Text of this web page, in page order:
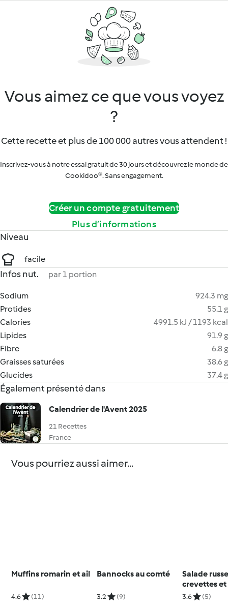
Vous aimez ce que vous voyez
?
Cette recette et plus de 100 000 autres vous attendent !
Inscrivez-vous à notre essai gratuit de 30 jours et découvrez le monde de
Cookidoo®. Sans engagement.
Créer un compte gratuitement
Plus d’informations
Niveau
facile
Infos nut. par 1 portion
Sodium
924.3 mg
Protides
55.1 g
Calories
4991.5 kJ / 1193 kcal
Lipides
91.9 g
Fibre
6.8 g
Graisses saturées
38.6 g
Glucides
37.4 g
Également présenté dans
Calendrier de l'Avent 2025
21 Recettes
France
Vous pourriez aussi aimer...
Muffins romarin et ail
4.6 (11)
Bannocks au comté
3.2 (9)
Salade
crevettes
3.6 (5)